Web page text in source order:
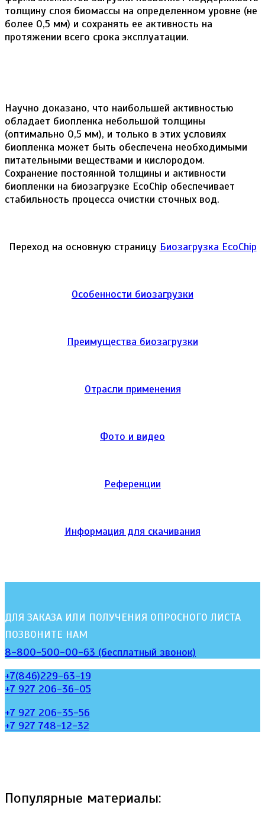
толщину слоя биомассы на определенном уровне (не
более 0,5 мм) и сохранять ее активность на
протяжении всего срока эксплуатации.
Научно доказано, что наибольшей активностью
обладает биопленка небольшой толщины
(оптимально 0,5 мм), и только в этих условиях
биопленка может быть обеспечена необходимыми
питательными веществами и кислородом.
Сохранение постоянной толщины и активности
биопленки на биозагрузке EcoChip обеспечивает
стабильность процесса очистки сточных вод.
Переход на основную страницу Биозагрузка EcoChip
Особенности биозагрузки
Преимущества биозагрузки
Отрасли применения
Фото и видео
Референции
Информация для скачивания
ДЛЯ ЗАКАЗА ИЛИ ПОЛУЧЕНИЯ ОПРОСНОГО ЛИСТА
ПОЗВОНИТЕ НАМ
8-800-500-00-63 (бесплатный звонок)
+7(846)229-63-19
+7 927 206-36-05
+7 927 206-35-56
+7 927 748-12-32
Популярные материалы: